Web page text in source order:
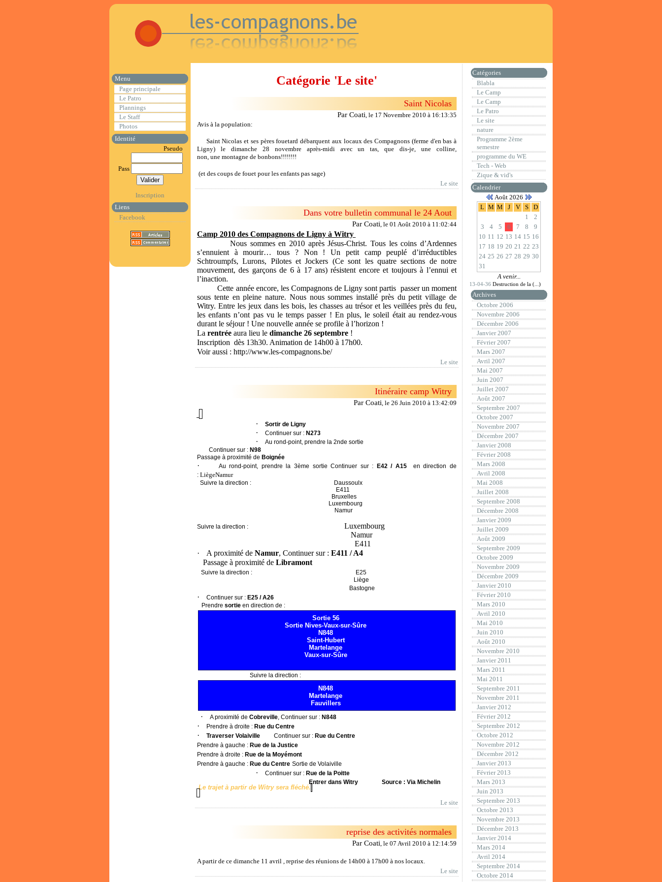
Menu
Page principale
Le Patro
Plannings
Le Staff
Photos
Identité
Pseudo
Pass
Inscription
Liens
Facebook
Catégorie 'Le site'
Saint Nicolas
Par Coati le 17 Novembre 2010 à 16:13:35
Avis à la population:
Saint Nicolas et ses pères fouetard débarquent aux locaux des Compagnons (ferme d'en bas à
Ligny) le dimanche 28 novembre après-midi avec un tas, que dis-je, une colline,
non, une montagne de bonbons!!!!!!!!
(et des coups de fouet pour les enfants pas sage)
Le site
Dans votre bulletin communal le 24 Aout
Par Coati le 01 Août 2010 à 11:02:44
Camp 2010 des Compagnons de Ligny à Witry
Nous sommes en 2010 après Jésus-Christ. Tous les coins d’Ardennes
s’ennuient à mourir… tous ? Non ! Un petit camp peuplé d’irréductibles
Schtroumpfs, Lurons, Pilotes et Jockers (Ce sont les quatre sections de notre
mouvement, des garçons de 6 à 17 ans) résistent encore et toujours à l’ennui et
l’inaction.
Cette année encore, les Compagnons de Ligny sont partis passer un moment
sous tente en pleine nature. Nous nous sommes installé près du petit village de
Witry. Entre les jeux dans les bois, les chasses au trésor et les veillées près du feu,
les enfants n’ont pas vu le temps passer ! En plus, le soleil était au rendez-vous
durant le séjour ! Une nouvelle année se profile à l’horizon !
La rentrée aura lieu le dimanche 26 septembre !
Inscription dès 13h30. Animation de 14h00 à 17h00.
Voir aussi : http://www.les-compagnons.be/
Le site
Itinéraire camp Witry
Par Coati le 26 Juin 2010 à 13:42:09
· Sortir de Ligny
· Continuer sur : N273
·
Au rond-point, prendre la 2nde sortie
Continuer sur : N98
Passage à proximité de Boignée
· Au rond-point, prendre la 3ème sortie Continuer sur : E42 / A15
en direction de
: LiègeNamur
Suivre la direction :
Daussoulx
E411
Bruxelles
Luxembourg
Namur
Suivre la direction :
Luxembourg
Namur
E411
·
A proximité de Namur, Continuer sur : E411 / A4
Passage à proximité de Libramont
Suivre la direction :
E25
Liège
Bastogne
· Continuer sur : E25 / A26
Prendre sortie en direction de :
Sortie 56
Sortie Nives-Vaux-sur-Sûre
N848
Saint-Hubert
Martelange
Vaux-sur-Sûre
Suivre la direction :
N848
Martelange
Fauvillers
· A proximité de Cobreville, Continuer sur : N848
· Prendre à droite : Rue du Centre
· Traverser Volaiville Continuer sur : Rue du Centre
Prendre à gauche : Rue de la Justice
Prendre à droite : Rue de la Moyémont
Prendre à gauche : Rue du Centre Sortie de Volaiville
· Continuer sur : Rue de la Poitte
Entrer dans Witry
Source : Via Michelin
Le trajet à partir de Witry sera fléché.
Le site
reprise des activités normales
Par Coati, le 07 Avril 2010 à 12:14:59
A partir de ce dimanche 11 avril , reprise des réunions de 14h00 à 17h00 à nos locaux.
Le site
Catégories
Blabla
Le Camp
Le Camp
Le Patro
Le site
nature
Programme 2ème
semestre
programme du WE
Tech - Web
Zique & vid's
Calendrier
Août 2026
L M M J V S
D
1
2
3
4 5 6 7 8
9
10 11 12 13 14 15 16
17 18 19 20 21 22 23
24 25 26 27 28 29 30
31
A venir...
13-04-36 Destruction de la (...)
Archives
Octobre 2006
Novembre 2006
Décembre 2006
Janvier 2007
Février 2007
Mars 2007
Avril 2007
Mai 2007
Juin 2007
Juillet 2007
Août 2007
Septembre 2007
Octobre 2007
Novembre 2007
Décembre 2007
Janvier 2008
Février 2008
Mars 2008
Avril 2008
Mai 2008
Juillet 2008
Septembre 2008
Décembre 2008
Janvier 2009
Juillet 2009
Août 2009
Septembre 2009
Octobre 2009
Novembre 2009
Décembre 2009
Janvier 2010
Février 2010
Mars 2010
Avril 2010
Mai 2010
Juin 2010
Août 2010
Novembre 2010
Janvier 2011
Mars 2011
Mai 2011
Septembre 2011
Novembre 2011
Janvier 2012
Février 2012
Septembre 2012
Octobre 2012
Novembre 2012
Décembre 2012
Janvier 2013
Février 2013
Mars 2013
Juin 2013
Septembre 2013
Octobre 2013
Novembre 2013
Décembre 2013
Janvier 2014
Mars 2014
Avril 2014
Septembre 2014
Octobre 2014